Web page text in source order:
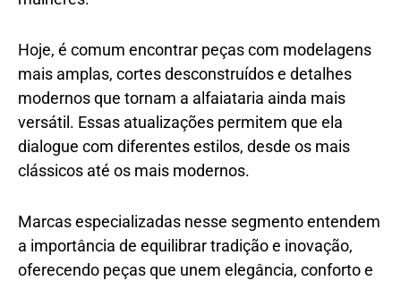
Hoje, é comum encontrar peças com modelagens
mais amplas, cortes desconstruídos e detalhes
modernos que tornam a alfaiataria ainda mais
versátil. Essas atualizações permitem que ela
dialogue com diferentes estilos, desde os mais
clássicos até os mais modernos.
Marcas especializadas nesse segmento entendem
a importância de equilibrar tradição e inovação,
oferecendo peças que unem elegância, conforto e